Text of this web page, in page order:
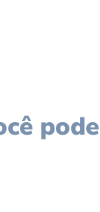
pode